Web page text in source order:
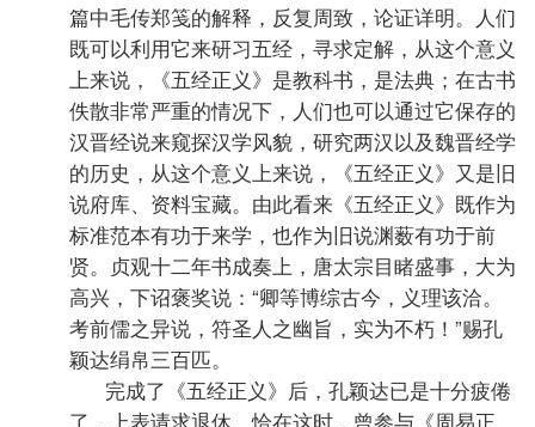
篇中毛传郑笺的解释，反复周致，论证详明。人们
既可以利用它来研习五经，寻求定解，从这个意义
上来说，《五经正义》是教科书，是法典；在古书
佚散非常严重的情况下，人们也可以通过它保存的
汉晋经说来窥探汉学风貌，研究两汉以及魏晋经学
的历史，从这个意义上来说，《五经正义》又是旧
说府库、资料宝藏。由此看来《五经正义》既作为
标准范本有功于来学，也作为旧说渊薮有功于前
贤。贞观十二年书成奏上，唐太宗目睹盛事，大为
高兴，下诏褒奖说：“卿等博综古今，义理该洽。
考前儒之异说，符圣人之幽旨，实为不朽！”赐孔
颖达绢帛三百匹。
完成了《五经正义》后，孔颖达已是十分疲倦
了，上表请求退休。恰在这时，曾参与《周易正